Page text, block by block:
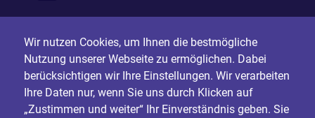
Wir nutzen Cookies, um Ihnen die bestmögliche
Nutzung unserer Webseite zu ermöglichen. Dabei
berücksichtigen wir Ihre Einstellungen. Wir verarbeiten
Ihre Daten nur, wenn Sie uns durch Klicken auf
„Zustimmen und weiter“ Ihr Einverständnis geben. Sie